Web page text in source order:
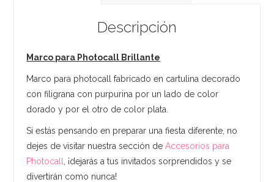
Descripción
Marco para Photocall Brillante
Marco para photocall fabricado en cartulina decorado
con filigrana con purpurina por un lado de color
dorado y por el otro de color plata.
Si estás pensando en preparar una fiesta diferente, no
dejes de visitar nuestra sección deAccesorios para
Photocall
, ¡dejarás a tus invitados sorprendidos y se
divertirán como nunca!